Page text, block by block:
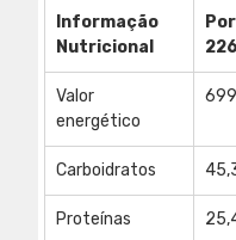
Informação
Nutricional
Valor
energético
Carboidratos
Proteínas